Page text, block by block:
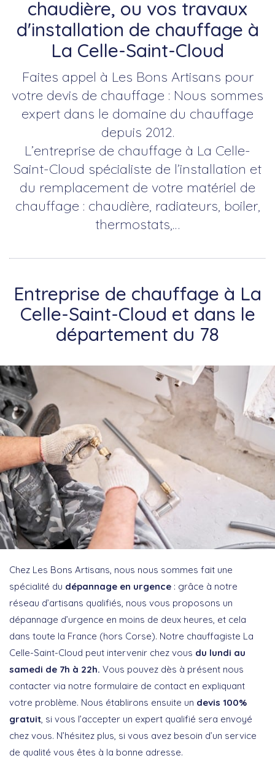
chaudière, ou vos travaux
d'installation de chauffage à
La Celle-Saint-Cloud
Faites appel à Les Bons Artisans pour
votre devis de chauffage : Nous sommes
expert dans le domaine du chauffage
depuis 2012.
L’entreprise de chauffage à La Celle-
Saint-Cloud spécialiste de l’installation et
du remplacement de votre matériel de
chauffage : chaudière, radiateurs, boiler,
thermostats,…
Entreprise de chauffage à La
Celle-Saint-Cloud et dans le
département du 78
Chez Les Bons Artisans, nous nous sommes fait une
spécialité du dépannage en urgence : grâce à notre
réseau d’artisans qualifiés, nous vous proposons un
dépannage d’urgence en moins de deux heures, et cela
dans toute la France (hors Corse). Notre chauffagiste La
Celle-Saint-Cloud peut intervenir chez vous du lundi au
samedi de 7h à 22h. Vous pouvez dès à présent nous
contacter via notre formulaire de contact en expliquant
votre problème. Nous établirons ensuite un devis 100%
gratuit, si vous l’accepter un expert qualifié sera envoyé
chez vous. N’hésitez plus, si vous avez besoin d’un service
de qualité vous êtes à la bonne adresse.